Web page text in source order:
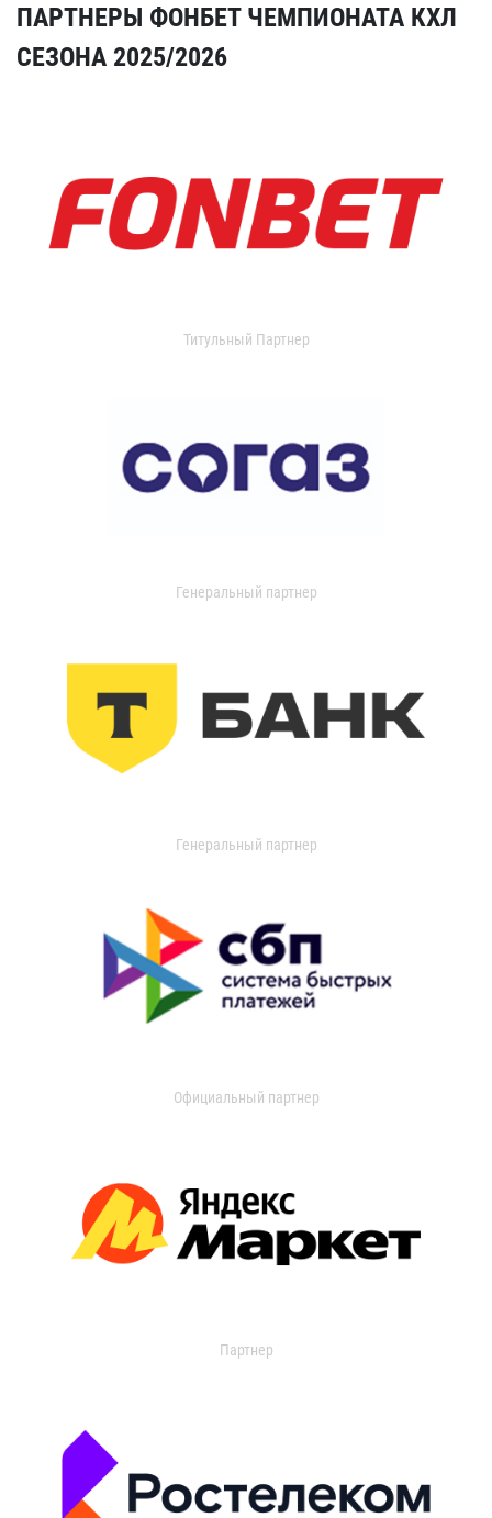
ПАРТНЕРЫ ФОНБЕТ ЧЕМПИОНАТА КХЛ
СЕЗОНА 2025/2026
Титульный Партнер
Генеральный партнер
Генеральный партнер
Официальный партнер
Партнер